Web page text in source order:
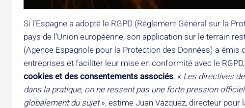
Si l’Espagne a adopté le RGPD (Règlement Général sur la
pays de l’Union européenne, son application sur le terrain
(Agence Espagnole pour la Protection des Données) a
entreprises et faciliter leur mise en conformité avec le
cookies et des consentements associés. « Les directives
dans la pratique, on ne ressent pas une forte pression
globalement du sujet», estime Juan Vázquez, directeur